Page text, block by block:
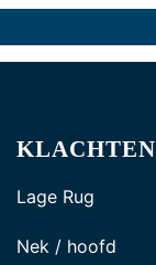
KLACHTEN
Lage Rug
Nek / hoofd